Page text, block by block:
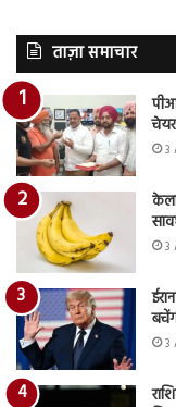
ताज़ा समाचार
3
3
3